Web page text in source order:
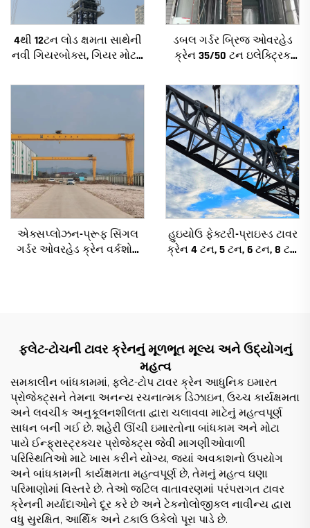
4થી 12ટન લોડ ક્ષમતા સાથેની
નવી ગિયરબોક્સ, ગિયર મોટર,
ટાવર ક્રેન
ડબલ ગર્ડર બ્રિજ ઓવરહેડ
ક્રેન 35/50 ટન ઇલેક્ટ્રિક
સ્પેન ઔદ્યોગિક મશીનરી
અને સાધનો વેચાણ માટે
એક્સપ્લોઝન-પ્રૂફ સિંગલ
ગર્ડર ઓવરહેડ ક્રેન વર્કશોપ
હુઇયોઉ ફેક્ટરી-પ્રાઇસ્ડ ટાવર
ક્રેન 4 ટન, 5 ટન, 6 ટન, 8 ટન
ફ્લેટ-ટોચની ટાવર ક્રેનનું મૂળભૂત મૂલ્ય અને ઉદ્યોગનું
મહત્વ
સમકાલીન બાંધકામમાં, ફ્લેટ-ટોપ ટાવર ક્રેન આધુનિક ઇમારત
પ્રોજેક્ટ્સને તેમના અનન્ય રચનાત્મક ડિઝાઇન, ઉચ્ચ કાર્યક્ષમતા
અને લવચીક અનુકૂલનશીલતા દ્વારા ચલાવવા માટેનું મહત્વપૂર્ણ
સાધન બની ગઈ છે. શહેરી ઊંચી ઇમારતોના બાંધકામ અને મોટા
પાયે ઈન્ફ્રાસ્ટ્રક્ચર પ્રોજેક્ટ્સ જેવી માગણીઓવાળી
પરિસ્થિતિઓ માટે ખાસ કરીને યોગ્ય, જ્યાં અવકાશનો ઉપયોગ
અને બાંધકામની કાર્યક્ષમતા મહત્વપૂર્ણ છે, તેમનું મહત્વ ઘણા
પરિમાણોમાં વિસ્તરે છે. તેઓ જટિલ વાતાવરણમાં પરંપરાગત ટાવર
ક્રેનની મર્યાદાઓને દૂર કરે છે અને ટેકનોલોજીકલ નાવીન્ય દ્વારા
વધુ સુરક્ષિત, આર્થિક અને ટકાઉ ઉકેલો પૂરા પાડે છે.